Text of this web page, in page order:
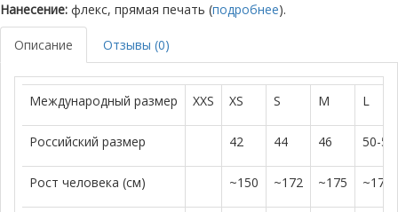
Нанесение: флекс, прямая печать (подробнее).
Описание Отзывы (0)
Международный размер XXS XS S M L
Российский размер 42 44 46 50-52
Рост человека (см) ~150 ~172 ~175 ~179